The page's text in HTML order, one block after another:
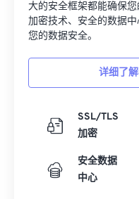
大的安全框架都能确保
加密技术、安全的数据
您的数据安全。
详细了
SSL/TLS
加密
安全数据
中心